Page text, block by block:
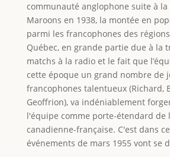
communauté anglophone suite à
Maroons en 1938, la montée en
parmi les francophones des
Québec, en grande partie due à la
matchs à la radio et le fait que
cette époque un grand nombre de
francophones talentueux (Richard,
Geoffrion), va indéniablement
l'équipe comme porte-étendard de
canadienne-française. C'est dans
événements de mars 1955 vont se